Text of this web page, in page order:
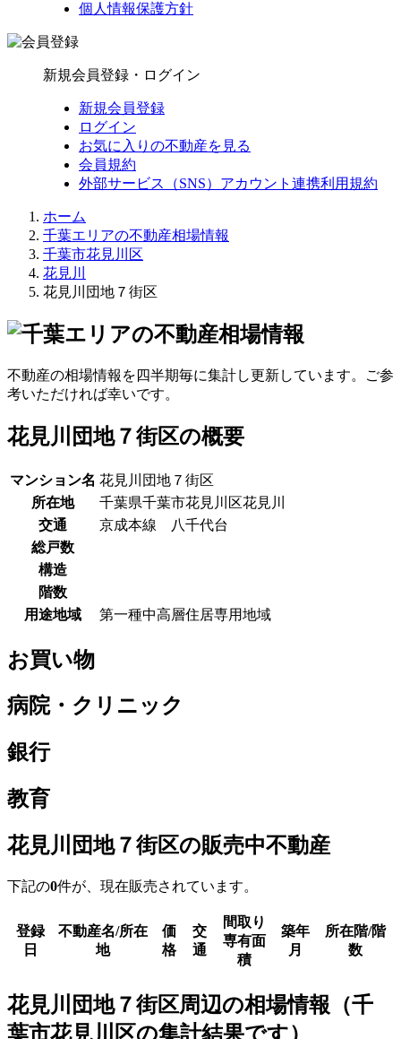
個人情報保護方針
新規会員登録・ログイン
新規会員登録
ログイン
お気に入りの不動産を見る
会員規約
外部サービス（SNS）アカウント連携利用規約
ホーム
千葉エリアの不動産相場情報
千葉市花見川区
花見川
花見川団地７街区
不動産の相場情報を四半期毎に集計し更新しています。ご参
考いただければ幸いです。
花見川団地７街区の概要
マンション名 花見川団地７街区
所在地
千葉県千葉市花見川区花見川
交通
京成本線 八千代台
総戸数
構造
階数
用途地域
第一種中高層住居専用地域
お買い物
病院・クリニック
銀行
教育
花見川団地７街区の販売中不動産
下記の0件が、現在販売されています。
登録
日
不動産名/所在
地
価
格
交
通
間取り
専有面
積
築年
月
所在階/階
数
花見川団地７街区周辺の相場情報（千
葉市花見川区の集計結果です）